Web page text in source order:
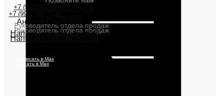
+7 (964) 907-64-47
+7 (995) 004-43-03
Андрей Олегович
Руководитель отдела продаж
Написать руководителю
Написать в Max
Руководитель отдела продаж
Написать руководителю
Написать в Max